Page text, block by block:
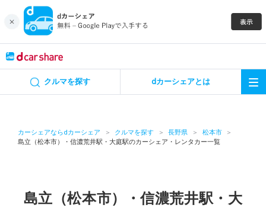
クルマを探す dカーシェアとは
カーシェアならdカーシェア クルマを探す 長野県
松本市
島立（松本市）・信濃荒井駅・大庭駅のカーシェア・レンタカー一覧
島立（松本市）・信濃荒井駅・大
カーシェア